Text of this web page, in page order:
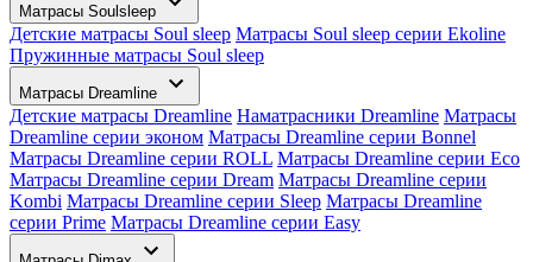
Матрасы Soulsleep
Детские матрасы Soul sleep Матрасы Soul sleep серии Ekoline
Пружинные матрасы Soul sleep
Матрасы Dreamline
Детские матрасы Dreamline Наматрасники Dreamline Матрасы
Dreamline серии эконом Матрасы Dreamline серии Bonnel
Матрасы Dreamline серии ROLL Матрасы Dreamline серии Eco
Матрасы Dreamline серии Dream Матрасы Dreamline серии
Kombi Матрасы Dreamline серии Sleep Матрасы Dreamline
серии Prime Матрасы Dreamline серии Easy